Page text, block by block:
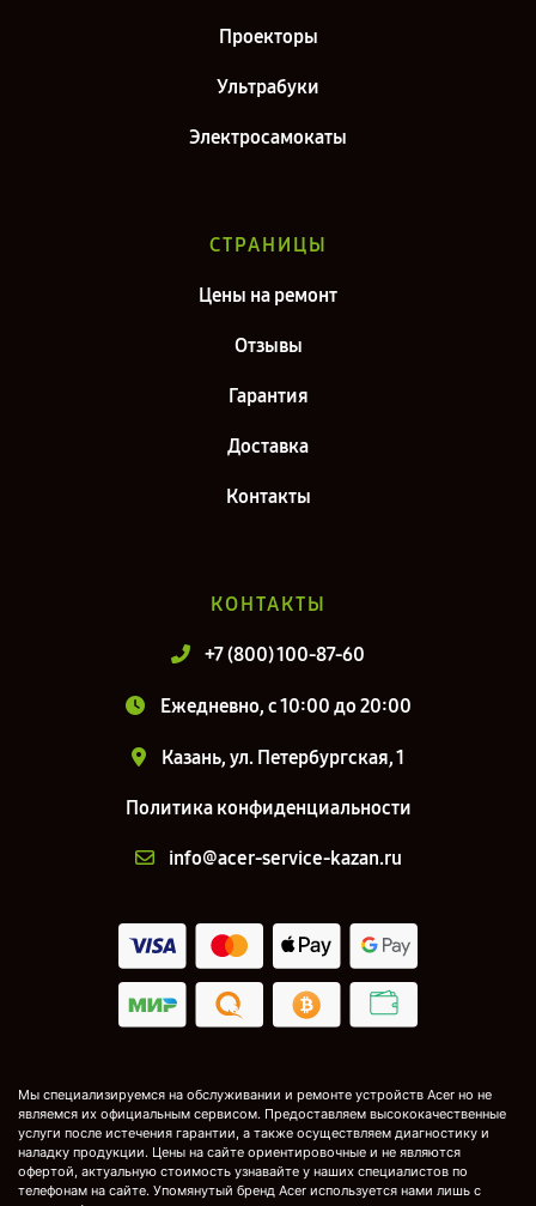
Проекторы
Ультрабуки
Электросамокаты
СТРАНИЦЫ
Цены на ремонт
Отзывы
Гарантия
Доставка
Контакты
КОНТАКТЫ
+7 (800) 100-87-60
Ежедневно, с 10:00 до 20:00
Казань, ул. Петербургская, 1
Политика конфиденциальности
info@acer-service-kazan.ru
Мы специализируемся на обслуживании и ремонте устройств Acer но не
являемся их официальным сервисом. Предоставляем высококачественные
услуги после истечения гарантии, а также осуществляем диагностику и
наладку продукции. Цены на сайте ориентировочные и не являются
офертой, актуальную стоимость узнавайте у наших специалистов по
телефонам на сайте. Упомянутый бренд Acer используется нами лишь с